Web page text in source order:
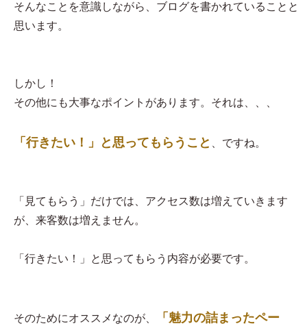
そんなことを意識しながら、ブログを書かれていることと
思います。
しかし！
その他にも大事なポイントがあります。それは、、、
「行きたい！」と思ってもらうこと 、ですね。
「見てもらう」だけでは、アクセス数は増えていきます
が、来客数は増えません。
「行きたい！」と思ってもらう内容が必要です。
そのためにオススメなのが、
「魅力の詰まったペー